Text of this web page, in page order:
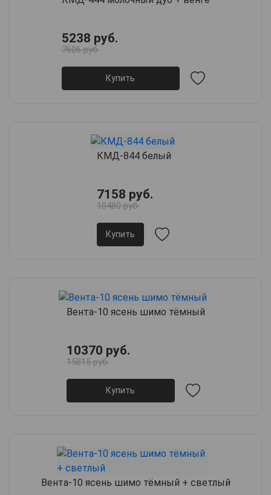
5238 руб.
7606 руб.
Купить
КМД-844 белый
7158 руб.
10480 руб.
Купить
Вента-10 ясень шимо тёмный
10370 руб.
15815 руб.
Купить
Вента-10 ясень шимо тёмный + светлый